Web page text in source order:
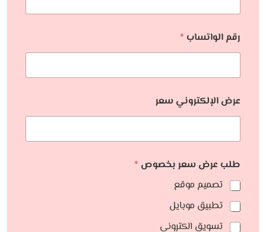
رقم الواتساب *
عرض الإلكتروني سعر
طلب عرض سعر بخصوص *
تصميم موقع
تطبيق موبايل
تسويق الكتروني